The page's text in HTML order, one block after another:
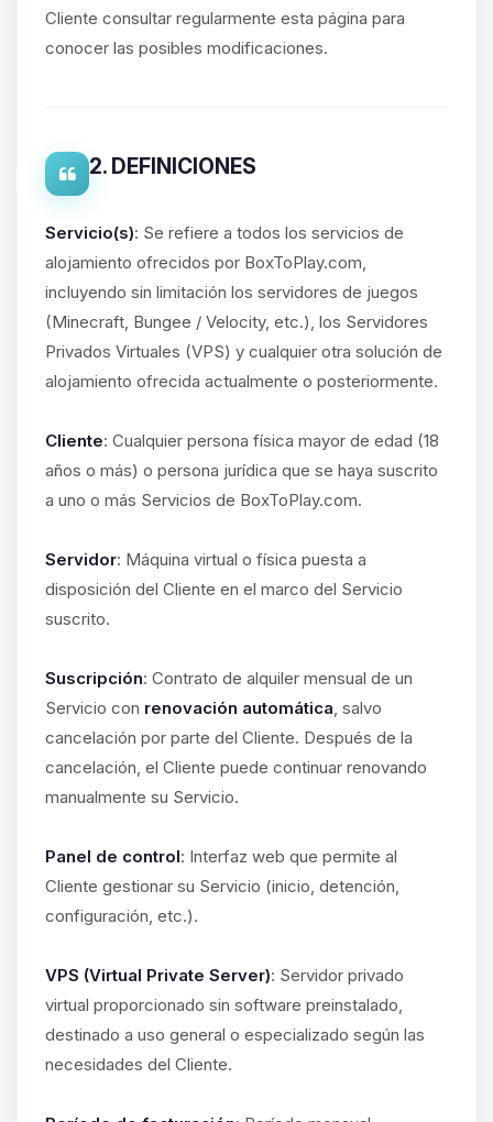
Cliente consultar regularmente esta página para
conocer las posibles modificaciones.
2. DEFINICIONES
Servicio(s): Se refiere a todos los servicios de
alojamiento ofrecidos por BoxToPlay.com,
incluyendo sin limitación los servidores de juegos
(Minecraft, Bungee / Velocity, etc.), los Servidores
Privados Virtuales (VPS) y cualquier otra solución de
alojamiento ofrecida actualmente o posteriormente.
Cliente: Cualquier persona física mayor de edad (18
años o más) o persona jurídica que se haya suscrito
a uno o más Servicios de BoxToPlay.com.
Servidor: Máquina virtual o física puesta a
disposición del Cliente en el marco del Servicio
suscrito.
Suscripción: Contrato de alquiler mensual de un
Servicio con renovación automática, salvo
cancelación por parte del Cliente. Después de la
cancelación, el Cliente puede continuar renovando
manualmente su Servicio.
Panel de control: Interfaz web que permite al
Cliente gestionar su Servicio (inicio, detención,
configuración, etc.).
VPS (Virtual Private Server): Servidor privado
virtual proporcionado sin software preinstalado,
destinado a uso general o especializado según las
necesidades del Cliente.